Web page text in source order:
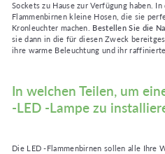
Sockets zu Hause zur Verfügung haben.
Flammenbirnen kleine Hosen, die sie
Kronleuchter machen. Bestellen Sie die
sie dann in die für diesen Zweck
ihre warme Beleuchtung und ihr
In welchen Teilen, um
-LED -Lampe zu
Die LED -Flammenbirnen sollen alle Ihre